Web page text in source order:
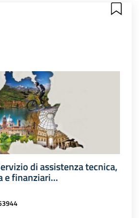
di assistenza tecnica,
finanziari...